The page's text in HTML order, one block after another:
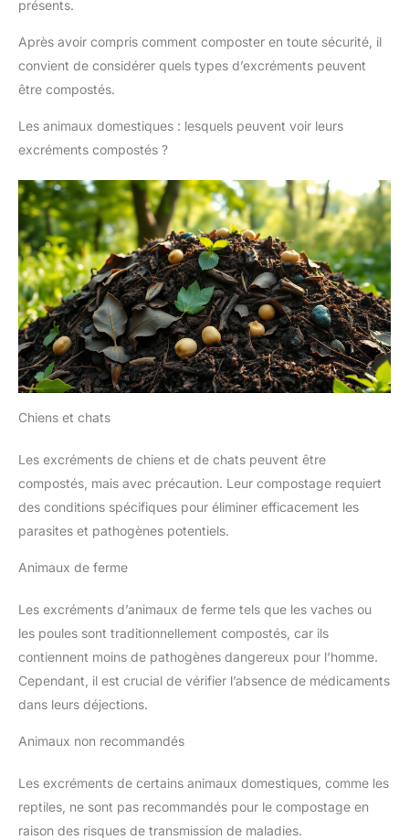
présents.
Après avoir compris comment composter en toute sécurité, il
convient de considérer quels types d’excréments peuvent
être compostés.
Les animaux domestiques : lesquels peuvent voir leurs
excréments compostés ?
Chiens et chats
Les excréments de chiens et de chats peuvent être
compostés, mais avec précaution. Leur compostage requiert
des conditions spécifiques pour éliminer efficacement les
parasites et pathogènes potentiels.
Animaux de ferme
Les excréments d’animaux de ferme tels que les vaches ou
les poules sont traditionnellement compostés, car ils
contiennent moins de pathogènes dangereux pour l’homme.
Cependant, il est crucial de vérifier l’absence de médicaments
dans leurs déjections.
Animaux non recommandés
Les excréments de certains animaux domestiques, comme les
reptiles, ne sont pas recommandés pour le compostage en
raison des risques de transmission de maladies.